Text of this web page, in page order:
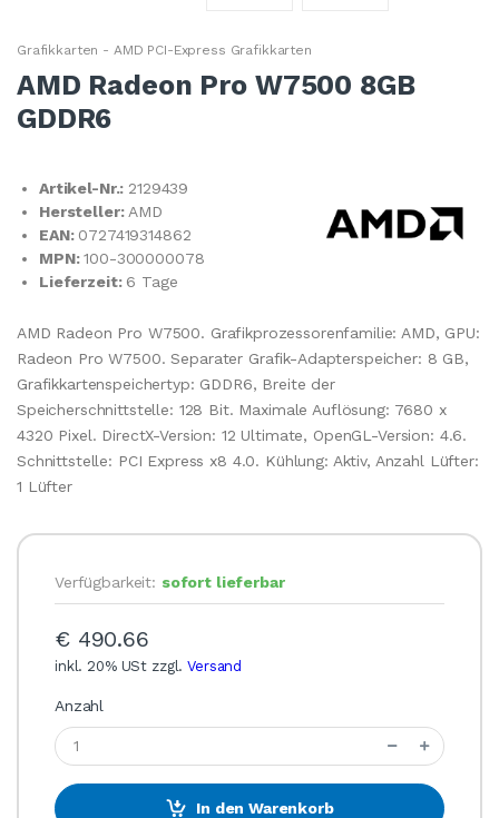
Grafikkarten - AMD PCI-Express Grafikkarten
AMD Radeon Pro W7500 8GB
GDDR6
Artikel-Nr.: 2129439
Hersteller:AMD
EAN: 0727419314862
MPN:100-300000078
Lieferzeit: 6 Tage
AMD Radeon Pro W7500. Grafikprozessorenfamilie: AMD, GPU:
Radeon Pro W7500. Separater Grafik-Adapterspeicher: 8 GB,
Grafikkartenspeichertyp: GDDR6, Breite der
Speicherschnittstelle: 128 Bit. Maximale Auflösung: 7680 x
4320 Pixel. DirectX-Version: 12 Ultimate, OpenGL-Version: 4.6.
Schnittstelle: PCI Express x8 4.0. Kühlung: Aktiv, Anzahl Lüfter:
1 Lüfter
Verfügbarkeit: sofort lieferbar
€ 490.66
inkl. 20% USt zzgl.Versand
Anzahl
In den Warenkorb